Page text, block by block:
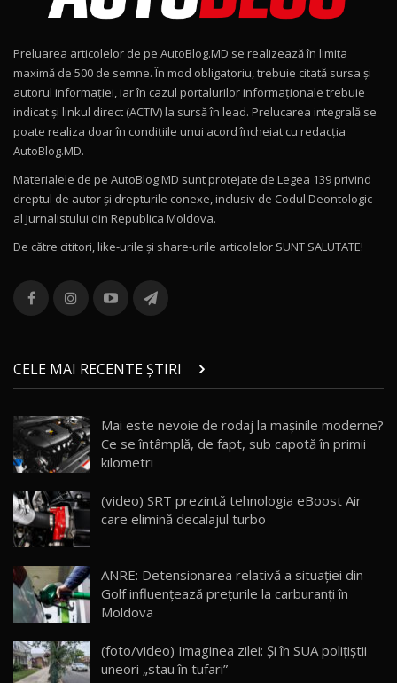
15:22
Mercedes-AMG E 53 HYBRID 4MATIC+ / Test
Drive AutoBlog.MD
16:27
11
Noul Volvo ES90 / Test Drive AutoBlog.MD
12
Noul MG HS / Test Drive AutoBlog.MD
16:48
13
combină aventura cu luxul / AutoBlog.MD
36:08
chinez care face lumea să se întoarcă după el
/ AutoBlog.MD
17:27
15 14:37
16
AutoBlogMD
13:10
17 20:06
30:08
Preluarea articolelor de pe AutoBlog.MD se realizează în limita
maximă de 500 de semne. În mod obligatoriu, trebuie citată sursa și
autorul informației, iar în cazul portalurilor informaționale trebuie
indicat și linkul direct (ACTIV) la sursă în lead. Prelucarea integrală se
poate realiza doar în condițiile unui acord încheiat cu redacţia
AutoBlog.MD.
Materialele de pe AutoBlog.MD sunt protejate de Legea 139 privind
dreptul de autor și drepturile conexe, inclusiv de Codul Deontologic
al Jurnalistului din Republica Moldova.
De către cititori, like-urile şi share-urile articolelor SUNT SALUTATE!
CELE MAI RECENTE ȘTIRI
Mai este nevoie de rodaj la mașinile moderne?
Ce se întâmplă, de fapt, sub capotă în primii
kilometri
(video) SRT prezintă tehnologia eBoost Air
care elimină decalajul turbo
ANRE: Detensionarea relativă a situației din
Golf influențează prețurile la carburanți în
Moldova
(foto/video) Imaginea zilei: Și în SUA polițiștii
uneori „stau în tufari”